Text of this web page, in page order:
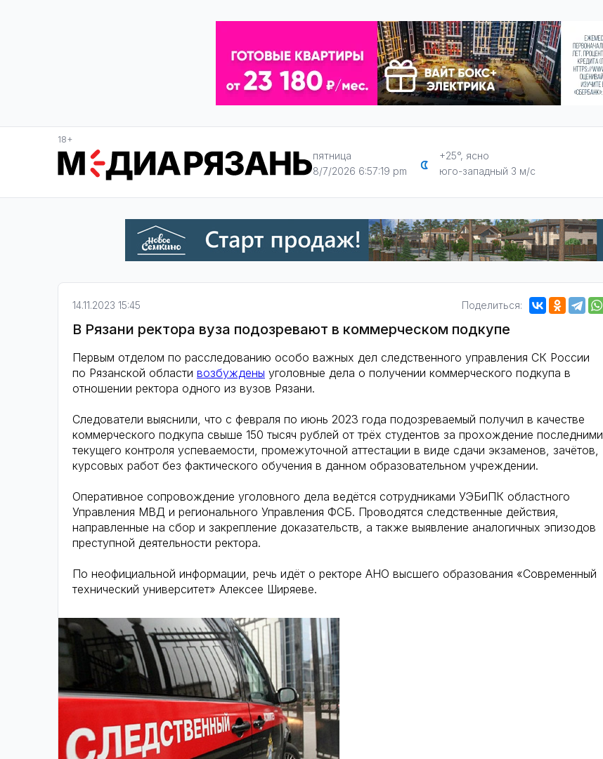
18+
пятница
8/7/2026 6:57:20 pm
+25°, ясно
юго-западный 3 м/с
14.11.2023 15:45 Поделиться:
В Рязани ректора вуза подозревают в коммерческом подкупе
Первым отделом по расследованию особо важных дел следственного управления СК России
по Рязанской области возбуждены уголовные дела о получении коммерческого подкупа в
отношении ректора одного из вузов Рязани.
Следователи выяснили, что с февраля по июнь 2023 года подозреваемый получил в качестве
коммерческого подкупа свыше 150 тысяч рублей от трёх студентов за прохождение последними
текущего контроля успеваемости, промежуточной аттестации в виде сдачи экзаменов, зачётов,
курсовых работ без фактического обучения в данном образовательном учреждении.
Оперативное сопровождение уголовного дела ведётся сотрудниками УЭБиПК областного
Управления МВД и регионального Управления ФСБ. Проводятся следственные действия,
направленные на сбор и закрепление доказательств, а также выявление аналогичных эпизодов
преступной деятельности ректора.
По неофициальной информации, речь идёт о ректоре АНО высшего образования «Современный
технический университет» Алексее Ширяеве.